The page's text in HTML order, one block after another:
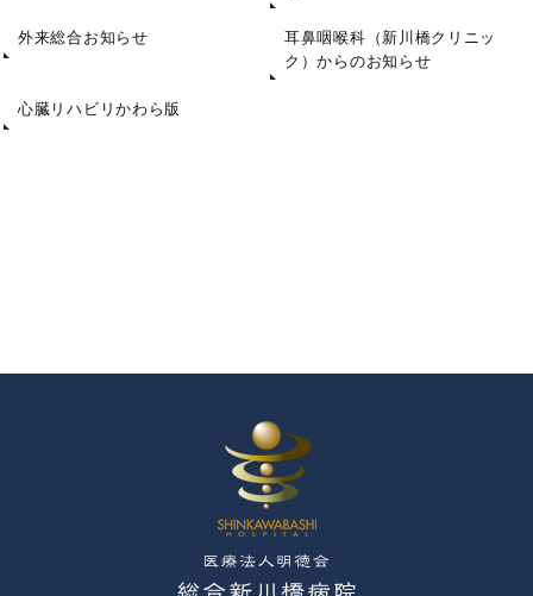
外来総合お知らせ
耳鼻咽喉科（新川橋クリニッ
ク）からのお知らせ
心臓リハビリかわら版